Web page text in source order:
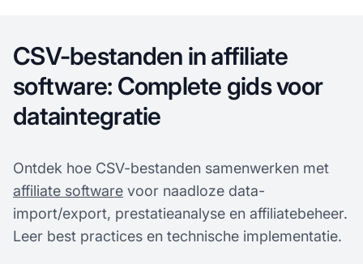
CSV-bestanden in affiliate
software: Complete gids voor
dataintegratie
Ontdek hoe CSV-bestanden samenwerken met
affiliate software voor naadloze data-
import/export, prestatieanalyse en affiliatebeheer.
Leer best practices en technische implementatie.